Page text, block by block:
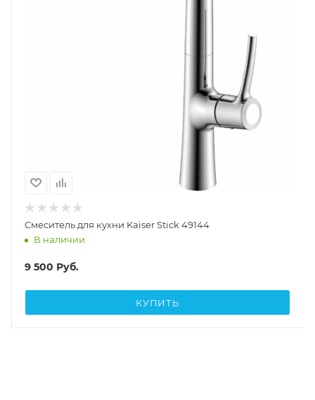
Смеситель для кухни Kaiser Stick 49144
В наличии
9 500 Руб.
КУПИТЬ